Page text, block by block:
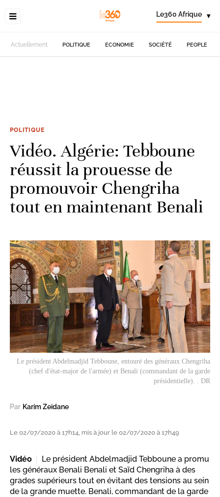
Le360 Afrique ▾
Actuellement POLITIQUE ECONOMIE SOCIÉTÉ PEOPLE
POLITIQUE
Vidéo. Algérie: Tebboune
réussit la prouesse de
promouvoir Chengriha
tout en maintenant Benali
Le président Abdelmadjid Tebboune, entouré des généraux Chengriha
(chef d'état-major de l'armée) et Benali (commandant de la garde
présidentielle). . DR
Par Karim Zeidane
Le 02/07/2020 à 17h14, mis à jour le 02/07/2020 à 17h49
Vidéo
Le président Abdelmadjid Tebboune a promu
les généraux Benali Benali et Saïd Chengriha à des
grades supérieurs tout en évitant des tensions au sein
de la grande muette. Benali, commandant de la garde